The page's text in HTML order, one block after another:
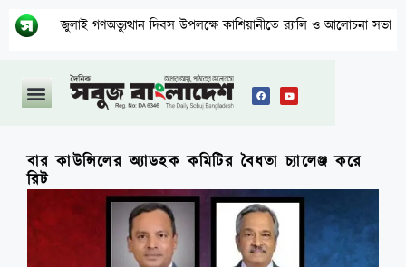
জুলাই গণঅভ্যুত্থান দিবস উপলক্ষে কাশিয়ানীতে র‍্যালি ও আলোচনা সভা অনুষ্ঠিত
বার কাউন্সিলের অ্যাডহক কমিটির বৈধতা চ্যালেঞ্জ করে
রিট